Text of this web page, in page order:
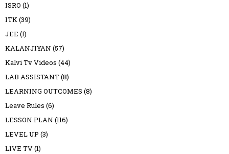
ISRO (1)
ITK(39)
JEE (1)
KALANJIYAN (57)
Kalvi Tv Videos (44)
LAB ASSISTANT(8)
LEARNING OUTCOMES (8)
Leave Rules (6)
LESSON PLAN (116)
LEVEL UP (3)
LIVE TV(1)